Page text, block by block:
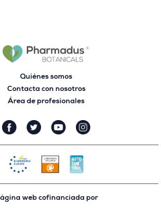
Quiénes somos
Contacta con nosotros
Área de profesionales
web cofinanciada por